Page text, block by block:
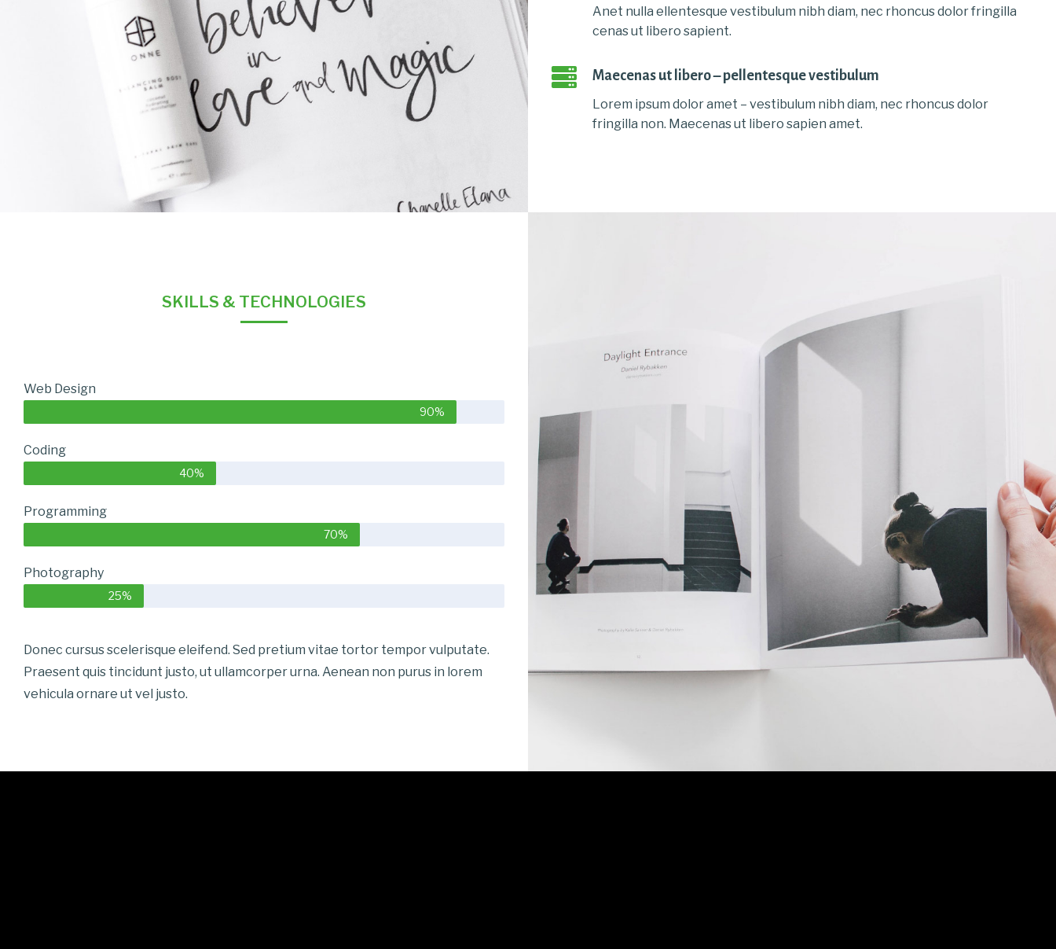
Anet nulla ellentesque vestibulum nibh diam, nec rhoncus dolor fringilla
cenas ut libero sapient.
Maecenas ut libero – pellentesque vestibulum
Lorem ipsum dolor amet – vestibulum nibh diam, nec rhoncus dolor
fringilla non. Maecenas ut libero sapien amet.
SKILLS & TECHNOLOGIES
Web Design
90%
Coding
40%
Programming
70%
Photography
25%
Donec cursus scelerisque eleifend. Sed pretium vitae tortor tempor vulputate.
Praesent quis tincidunt justo, ut ullamcorper urna. Aenean non purus in lorem
vehicula ornare ut vel justo.